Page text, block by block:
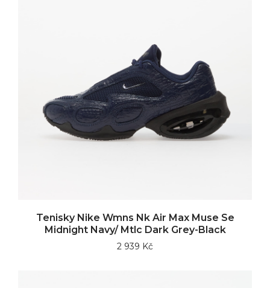
Tenisky Nike Wmns Nk Air Max Muse Se
Midnight Navy/ Mtlc Dark Grey-Black
2 939 Kč